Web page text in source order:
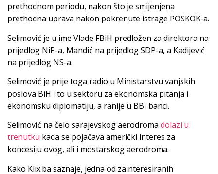
prethodnom periodu, nakon što je smijenjena
prethodna uprava nakon pokrenute istrage POSKOK-a.
Selimović je u ime Vlade FBiH predložen za direktora na
prijedlog NiP-a, Mandić na prijedlog SDP-a, a Kadijević
na prijedlog NS-a.
Selimović je prije toga radio u Ministarstvu vanjskih
poslova BiH i to u sektoru za ekonomska pitanja i
ekonomsku diplomatiju, a ranije u BBI banci.
Selimović na čelo sarajevskog aerodroma dolazi u
trenutku kada se pojačava američki interes za
koncesiju ovog, ali i mostarskog aerodroma.
Kako Klix.ba saznaje, jedna od zainteresiranih